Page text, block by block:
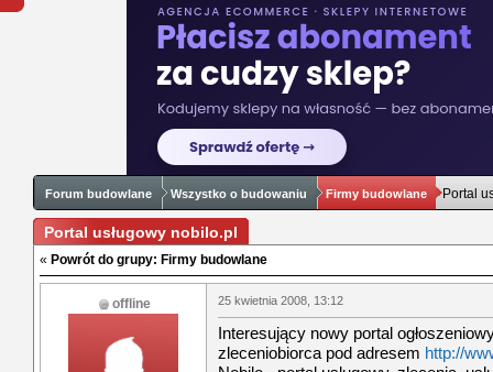
Forum budowlane Wszystko o budowaniu Firmy budowlane Portal
Portal usługowy nobilo.pl
« Powrót do grupy: Firmy budowlane
offline 25 kwietnia 2008, 13:12
Interesujący nowy portal
zleceniobiorca pod adresem http://